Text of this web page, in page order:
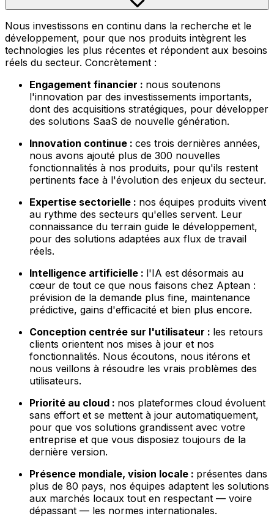
Nous investissons en continu dans la recherche et le
développement, pour que nos produits intègrent les
technologies les plus récentes et répondent aux besoins
réels du secteur. Concrètement :
Engagement financier : nous soutenons
l'innovation par des investissements importants,
dont des acquisitions stratégiques, pour développer
des solutions SaaS de nouvelle génération.
Innovation continue : ces trois dernières années,
nous avons ajouté plus de 300 nouvelles
fonctionnalités à nos produits, pour qu'ils restent
pertinents face à l'évolution des enjeux du secteur.
Expertise sectorielle : nos équipes produits vivent
au rythme des secteurs qu'elles servent. Leur
connaissance du terrain guide le développement,
pour des solutions adaptées aux flux de travail
réels.
Intelligence artificielle : l'IA est désormais au
cœur de tout ce que nous faisons chez Aptean :
prévision de la demande plus fine, maintenance
prédictive, gains d'efficacité et bien plus encore.
Conception centrée sur l'utilisateur : les retours
clients orientent nos mises à jour et nos
fonctionnalités. Nous écoutons, nous itérons et
nous veillons à résoudre les vrais problèmes des
utilisateurs.
Priorité au cloud : nos plateformes cloud évoluent
sans effort et se mettent à jour automatiquement,
pour que vos solutions grandissent avec votre
entreprise et que vous disposiez toujours de la
dernière version.
Présence mondiale, vision locale : présentes dans
plus de 80 pays, nos équipes adaptent les solutions
aux marchés locaux tout en respectant — voire
dépassant — les normes internationales.